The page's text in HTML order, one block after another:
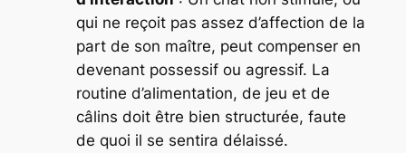
qui ne reçoit pas assez d’affection de la
part de son maître, peut compenser en
devenant possessif ou agressif. La
routine d’alimentation, de jeu et de
câlins doit être bien structurée, faute
de quoi il se sentira délaissé.